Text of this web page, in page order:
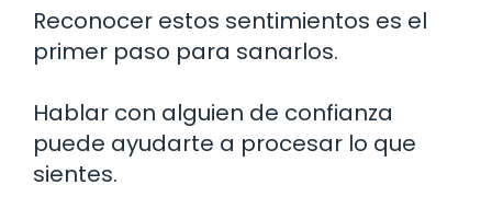
Reconocer estos sentimientos es el
primer paso para sanarlos.
Hablar con alguien de confianza
puede ayudarte a procesar lo que
sientes.